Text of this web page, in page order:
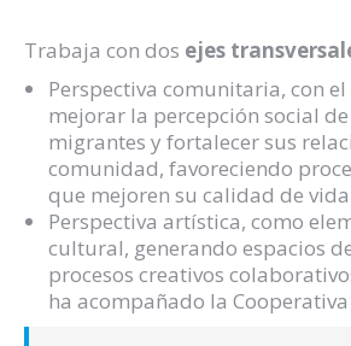
Trabaja con dos ejes
Perspectiva comunitaria, con
mejorar la percepción social
migrantes y fortalecer sus
comunidad, favoreciendo
que mejoren su calidad de
Perspectiva artística, como
cultural, generando espacios
procesos creativos
ha acompañado la